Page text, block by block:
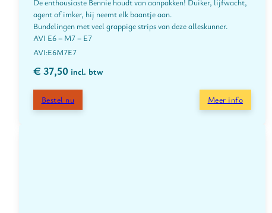
De enthousiaste Bennie houdt van aanpakken! Duiker, lijfwacht,
agent of imker, hij neemt elk baantje aan.
Bundelingen met veel grappige strips van deze alleskunner.
AVI E6 – M7 – E7
E6M7E7
€ 37,50 incl. btw
Bestel nu Meer info